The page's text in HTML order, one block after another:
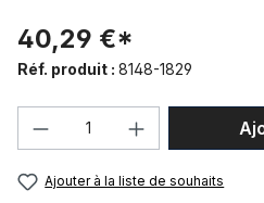
40,29 €*
Réf. produit : 8148-1829
Quantité de produit
Ajouter à la liste de souhaits